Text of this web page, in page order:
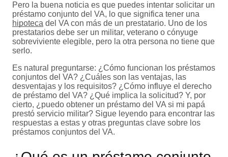
Pero la buena noticia es que puedes intentar solicitar un
préstamo conjunto del VA, lo que significa tener una
hipoteca del VA con más de un prestatario. Uno de los
prestatarios debe ser un militar, veterano o cónyuge
sobreviviente elegible, pero la otra persona no tiene que
serlo.
Es natural preguntarse: ¿Cómo funcionan los préstamos
conjuntos del VA? ¿Cuáles son las ventajas, las
desventajas y los requisitos? ¿Cómo influye el derecho
de préstamo del VA? ¿Qué implica la solicitud? Y, por
cierto, ¿puedo obtener un préstamo del VA si mi papá
prestó servicio militar? Sigue leyendo para encontrar las
respuestas a estas y otras preguntas clave sobre los
préstamos conjuntos del VA.